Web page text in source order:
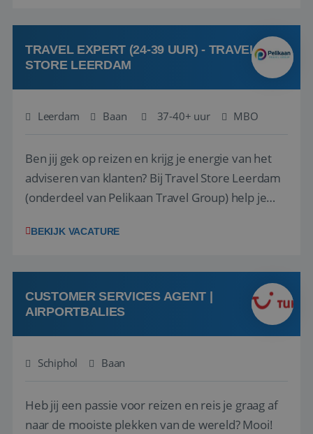
team het reisbureau verder...
TRAVEL EXPERT (24-39 UUR) - TRAVEL
STORE LEERDAM
Leerdam Baan 37-40+ uur MBO
Ben jij gek op reizen en krijg je energie van het
adviseren van klanten? Bij Travel Store Leerdam
(onderdeel van Pelikaan Travel Group) help je
vinden. Samen maken we van elke reis een
hebt in de reisbranche of j...
BEKIJK VACATURE
CUSTOMER SERVICES AGENT |
AIRPORTBALIES
Schiphol Baan
Heb jij een passie voor reizen en reis je graag af
naar de mooiste plekken van de wereld? Mooi!